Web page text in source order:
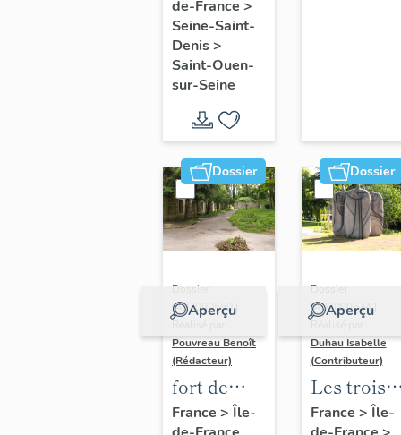
et caserne
centrale
de
pompiers
de Saint-
Ouen
de-France >
Seine-Saint-
Denis>
Saint-Ouen-
sur-Seine
Dossier
Aperçu
Dossier
IA93000550 |
Pouvreau Benoît
(Rédacteur)
fort de
Vaujours
France > Île-
Dossier
Aperçu
Dossier
IA93000634 |
Duhau Isabelle
(Contributeur)
Les trois
Parques
France > Île-